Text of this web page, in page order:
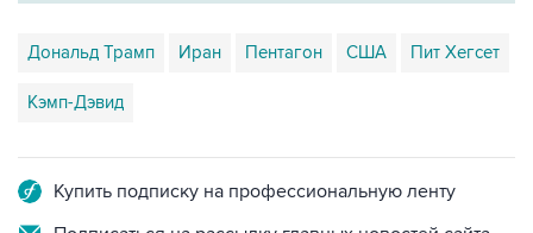
Дональд Трамп Иран Пентагон США Пит Хегсет
Кэмп-Дэвид
Купить подписку на профессиональную ленту